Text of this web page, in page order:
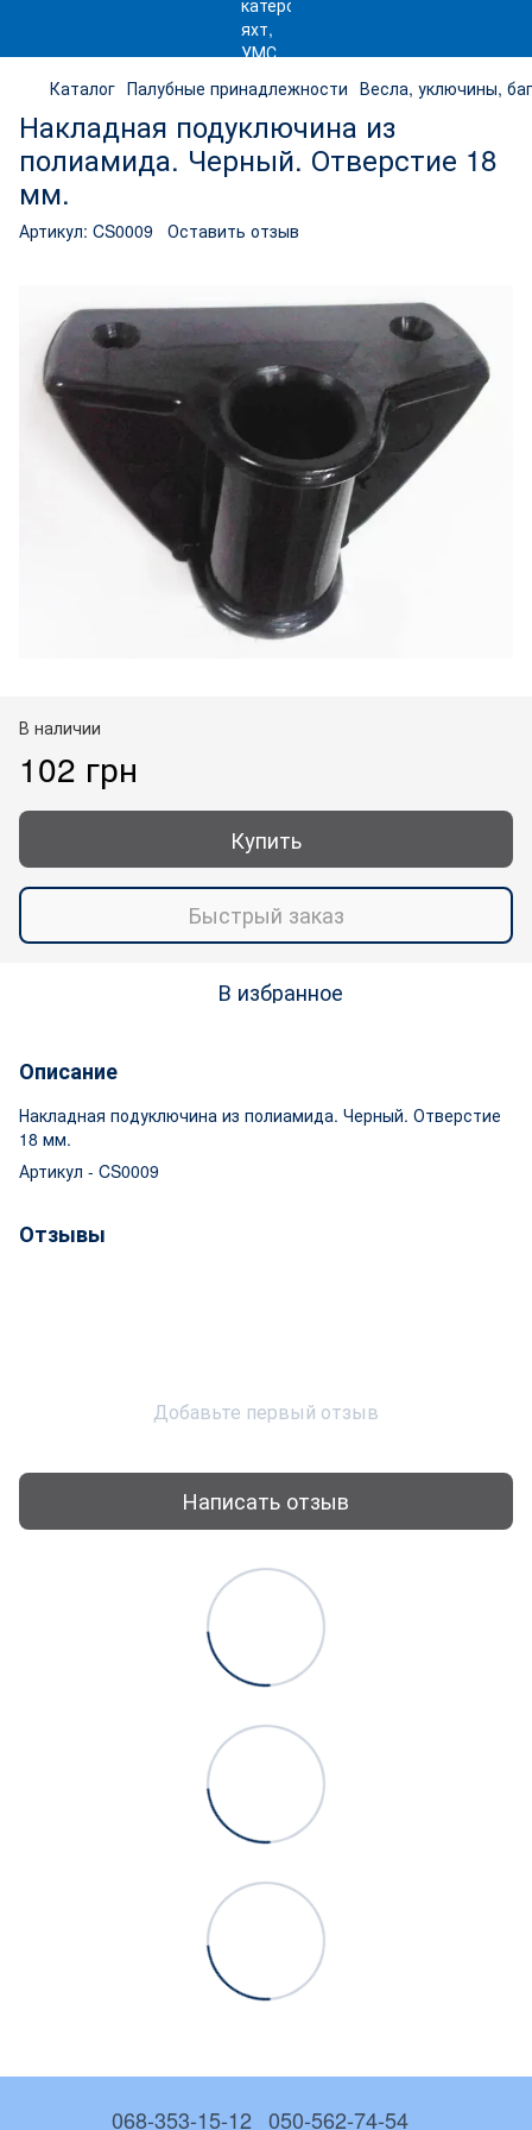
Каталог Палубные принадлежности Весла, уключины,
Накладная подуключина из
полиамида. Черный. Отверстие 18
мм.
Артикул: CS0009 Оставить отзыв
В наличии
102 грн
Купить
Быстрый заказ
В избранное
Описание
Накладная подуключина из полиамида. Черный. Отверстие
18 мм.
Артикул - CS0009
Отзывы
Добавьте первый отзыв
Написать отзыв
068-353-15-12 050-562-74-54